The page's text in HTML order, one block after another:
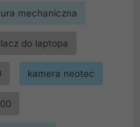
mechaniczna
do laptopa
kamera neotec